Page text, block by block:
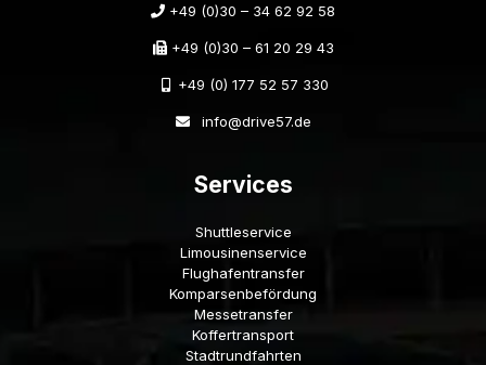
+49 (0)30 – 34 62 92 58
+49 (0)30 – 61 20 29 43
+49 (0) 177 52 57 330
info@drive57.de
Services
Shuttleservice
Limousinenservice
Flughafentransfer
Komparsenbefördung
Messetransfer
Koffertransport
Stadtrundfahrten